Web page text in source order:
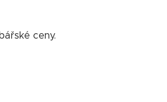
ceny.